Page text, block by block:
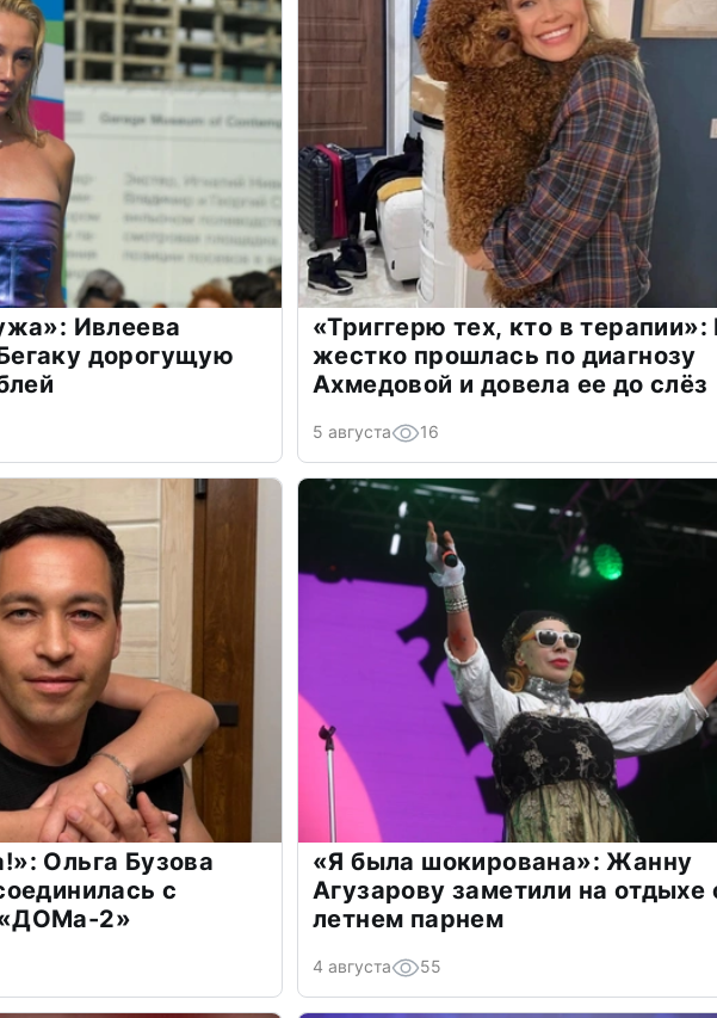
Ивлеева
дорогущую
«Триггерю тех, кто в терапии»:
жестко прошлась по диагнозу
Ахмедовой и довела ее до слёз
5 августа 16
Ольга Бузова
с
2»
«Я была шокирована»: Жанну
Агузарову заметили на отдыхе
летнем парнем
4 августа 55